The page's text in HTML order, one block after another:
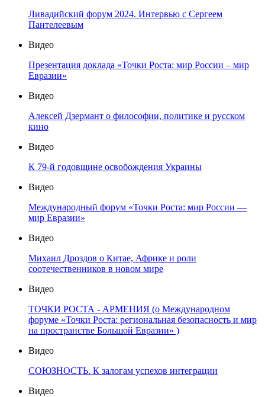
Ливадийский форум 2024. Интервью с Сергеем
Пантелеевым
Видео
Презентация доклада «Точки Роста: мир России – мир
Евразии»
Видео
Алексей Дзермант о философии, политике и русском
кино
Видео
К 79-й годовщине освобождения Украины
Видео
Международный форум «Точки Роста: мир России —
мир Евразии»
Видео
Михаил Дроздов о Китае, Африке и роли
соотечественников в новом мире
Видео
ТОЧКИ РОСТА - АРМЕНИЯ (о Международном
форуме «Точки Роста: региональная безопасность и мир
на пространстве Большой Евразии» )
Видео
СОЮЗНОСТЬ. К залогам успехов интеграции
Видео